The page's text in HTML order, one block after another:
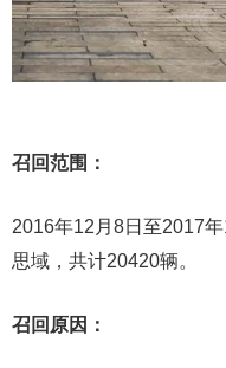
召回范围：
2016年12月8日至2017
思域，共计20420辆。
召回原因：